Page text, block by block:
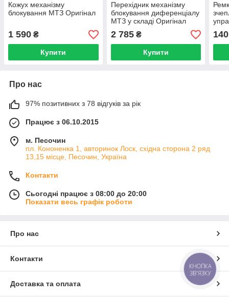
Кожух механізму
блокування МТЗ Оригінал
1 590 ₴
Купити
Перехідник механізму
блокування диференціалу
МТЗ у складі Оригінал
2 785₴
Купити
140
Про нас
97% позитивних з 78 відгуків за рік
Працює з 06.10.2015
м. Песочин
пл. Кононенка 1, авторинок Лоск, східна сторона 2 ряд
13,15 місце, Песочин, Україна
Контакти
Сьогодні працює з 08:00 до 20:00
Показати весь графік роботи
Про нас
Контакти
Доставка та оплата
КНОПКА
ЗВ'ЯЗКУ